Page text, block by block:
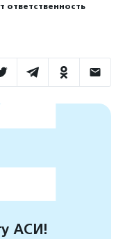
ответственность
АСИ!